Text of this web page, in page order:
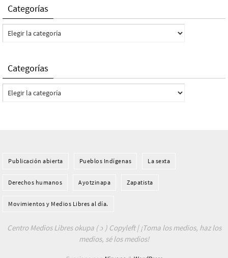
Categorías
Categorías
Categorías
Categorías
Publicación abierta Pueblos Indí­genas La sexta
Derechos humanos Ayotzinapa Zapatista
Movimientos y Medios Libres al día.
Centro Medios Libres okupa ( ɔ ) Copyleft | ¡Toma los medios, haz los
medios, sé los medios!